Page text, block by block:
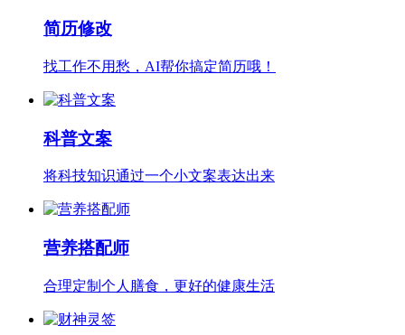
简历修改
找工作不用愁，AI帮你搞定简历哦！
科普文案
将科技知识通过一个小文案表达出来
营养搭配师
合理定制个人膳食，更好的健康生活